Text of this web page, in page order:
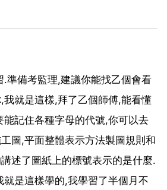
.準備考監理,建議你能找乙個會看
我就是這樣,拜了乙個師傅,能看懂
能記住各種字母的代號,你可以去
圖,平面整體表示方法製圖規則和
述了圖紙上的標號表示的是什麼.
就是這樣學的,我學習了半個月不